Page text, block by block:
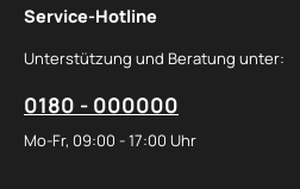
Service-Hotline
Unterstützung und Beratung unter:
0180 - 000000
Mo-Fr, 09:00 - 17:00 Uhr